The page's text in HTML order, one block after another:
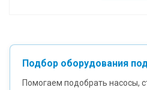
Подбор оборудования
Помогаем подобрать насосы,